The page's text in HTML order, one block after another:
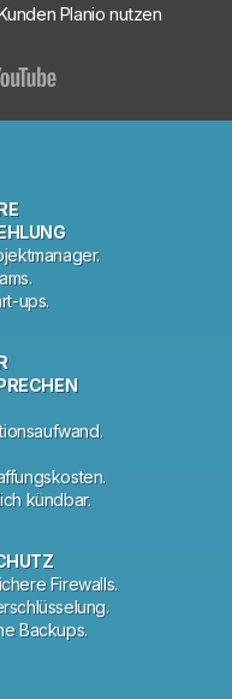
Planio nutzen
ups.
kündbar.
Firewalls.
Backups.